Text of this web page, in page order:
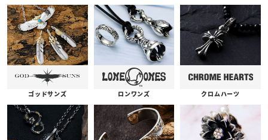
ゴッドサンズ ロンワンズ クロムハーツ